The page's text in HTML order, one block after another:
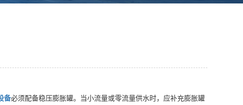
备必须配备稳压膨胀罐。当小流量或零流量供水时，应补充膨胀罐